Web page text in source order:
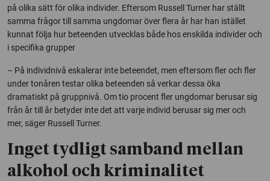
på olika sätt för olika individer. Eftersom Russell Turner har ställt
samma frågor till samma ungdomar över flera år har han istället
kunnat följa hur beteenden utvecklas både hos enskilda individer och
i specifika grupper
– På individnivå eskalerar inte beteendet, men eftersom fler och fler
under tonåren testar olika beteenden så verkar dessa öka
dramatiskt på gruppnivå. Om tio procent fler ungdomar berusar sig
från år till år betyder inte det att varje individ berusar sig mer och
mer, säger Russell Turner.
Inget tydligt samband mellan
alkohol och kriminalitet